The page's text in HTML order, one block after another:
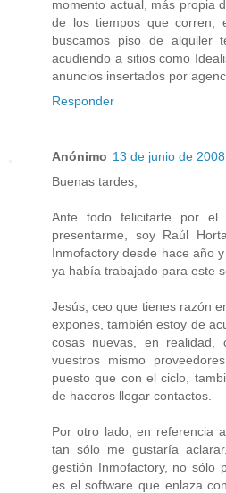
momento actual, más propia
de los tiempos que corren,
buscamos piso de alquiler
acudiendo a sitios como
anuncios insertados por
Responder
Anónimo 13 de junio de
Buenas tardes,
Ante todo felicitarte por el
presentarme, soy Raúl
Inmofactory desde hace año
ya había trabajado para este
Jesús, ceo que tienes razón
expones, también estoy de
cosas nuevas, en realidad,
vuestros mismo
puesto que con el ciclo,
de haceros llegar contactos.
Por otro lado, en referencia
tan sólo me gustaría
gestión Inmofactory, no sólo
es el software que enlaza